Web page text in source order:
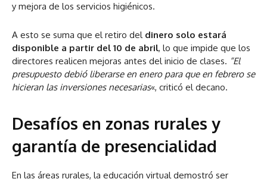
y mejora de los servicios higiénicos.
A esto se suma que el retiro del dinero solo estará
disponible a partir del 10 de abril, lo que impide que los
directores realicen mejoras antes del inicio de clases. “El
presupuesto debió liberarse en enero para que en febrero se
hicieran las inversiones necesarias«, criticó el decano.
Desafíos en zonas rurales y
garantía de presencialidad
En las áreas rurales, la educación virtual demostró ser